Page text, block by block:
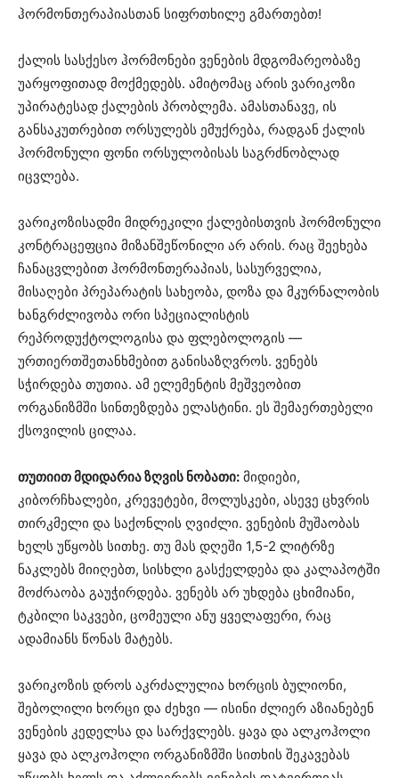
ჰორმონთერაპიასთან სიფრთხილე გმართებთ!
ქალის სასქესო ჰორმონები ვენების მდგომარეობაზე
უარყოფითად მოქმედებს. ამიტომაც არის ვარიკოზი
უპირატესად ქალების პრობლემა. ამასთანავე, ის
განსაკუთრებით ორსულებს ემუქრება, რადგან ქალის
ჰორმონული ფონი ორსულობისას საგრძნობლად
იცვლება.
ვარიკოზისადმი მიდრეკილი ქალებისთვის ჰორმონული
კონტრაცეფცია მიზანშეწონილი არ არის. რაც შეეხება
ჩანაცვლებით ჰორმონთერაპიას, სასურველია,
მისაღები პრეპარატის სახეობა, დოზა და მკურნალობის
ხანგრძლივობა ორი სპეციალისტის
რეპროდუქტოლოგისა და ფლებოლოგის —
ურთიერთშეთანხმებით განისაზღვროს. ვენებს
სჭირდება თუთია. ამ ელემენტის მეშვეობით
ორგანიზმში სინთეზდება ელასტინი. ეს შემაერთებელი
ქსოვილის ცილაა.
თუთიით მდიდარია ზღვის ნობათი: მიდიები,
კიბორჩხალები, კრევეტები, მოლუსკები, ასევე ცხვრის
თირკმელი და საქონლის ღვიძლი. ვენების მუშაობას
ხელს უწყობს სითხე. თუ მას დღეში 1,5-2 ლიტრზე
ნაკლებს მიიღებთ, სისხლი გასქელდება და კალაპოტში
მოძრაობა გაუჭირდება. ვენებს არ უხდება ცხიმიანი,
ტკბილი საკვები, ცომეული ანუ ყველაფერი, რაც
ადამიანს წონას მატებს.
ვარიკოზის დროს აკრძალულია ხორცის ბულიონი,
შებოლილი ხორცი და ძეხვი — ისინი ძლიერ აზიანებენ
ვენების კედელსა და სარქვლებს. ყავა და ალკოჰოლი
ყავა და ალკოჰოლი ორგანიზმში სითხის შეკავებას